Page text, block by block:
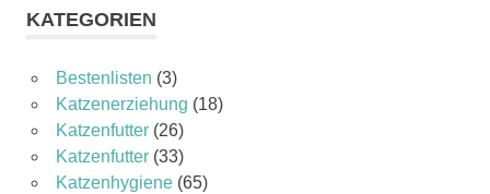
KATEGORIEN
Bestenlisten (3)
Katzenerziehung (18)
Katzenfutter(26)
Katzenfutter(33)
Katzenhygiene(65)